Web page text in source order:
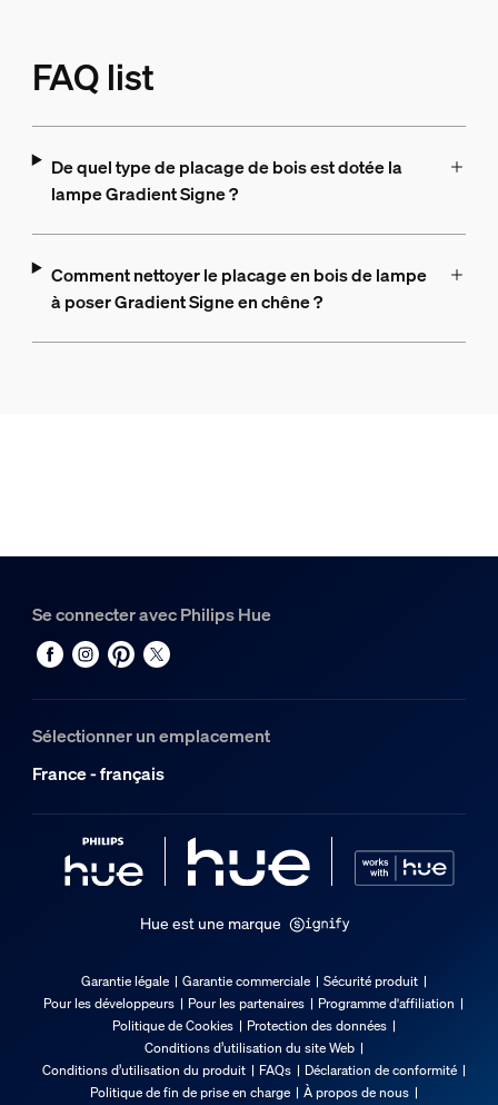
FAQ list
De quel type de placage de bois est dotée la
lampe Gradient Signe ?
Comment nettoyer le placage en bois de lampe
à poser Gradient Signe en chêne ?
Se connecter avec Philips Hue
Sélectionner un emplacement
France - français
Hue est une marque
Garantie légale Garantie commerciale
Sécurité produit
Pour les développeurs
Pour les partenaires
Programme d'affiliation
Politique de Cookies
Protection des données
Conditions d’utilisation du site Web
Conditions d’utilisation du produit
FAQs
Déclaration de conformité
Politique de fin de prise en charge
À propos de nous